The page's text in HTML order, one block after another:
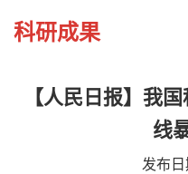
科研成果
【人民日报】我
线
发布日